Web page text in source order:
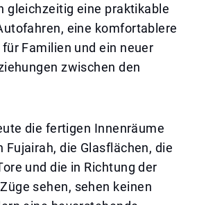
gleichzeitig eine praktikable
eine komfortablere
Familien und ein neuer
zwischen den
die fertigen Innenräume
Fujairah, die Glasflächen, die
und die in Richtung der
sehen, sehen keinen